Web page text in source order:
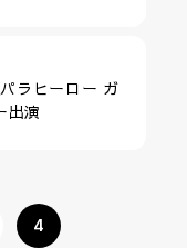
ラヒーロー ガ
出演
4